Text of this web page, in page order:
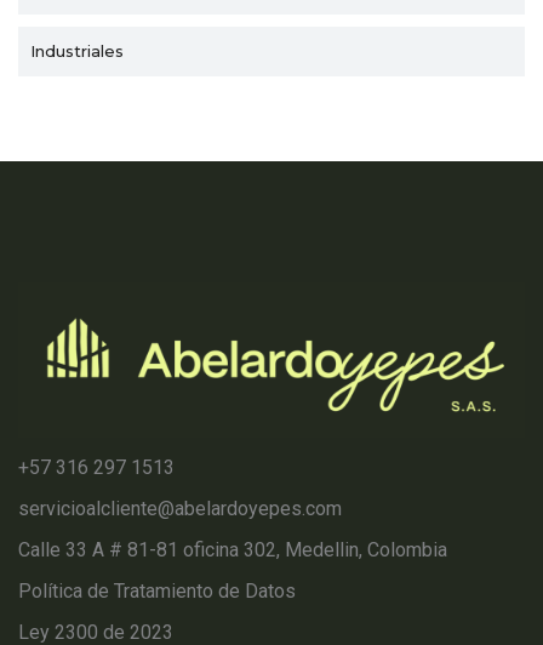
Industriales
+57 316 297 1513
servicioalcliente@abelardoyepes.com
Calle 33 A # 81-81 oficina 302, Medellin, Colombia
Política de Tratamiento de Datos
Ley 2300 de 2023